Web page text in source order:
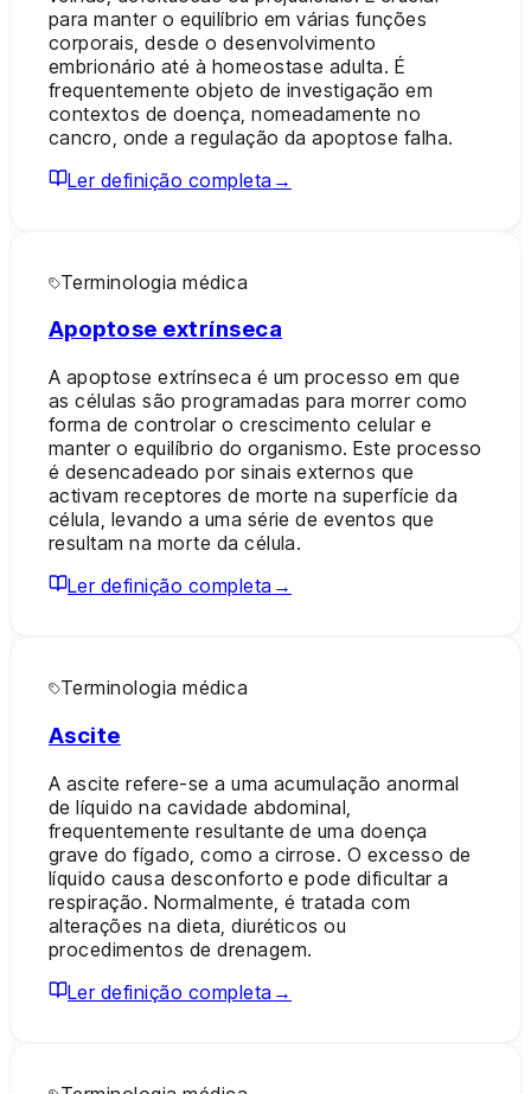
para manter o equilíbrio em várias funções
corporais, desde o desenvolvimento
embrionário até à homeostase adulta. É
frequentemente objeto de investigação em
contextos de doença, nomeadamente no
cancro, onde a regulação da apoptose falha.
Ler definição completa →
Terminologia médica
Apoptose extrínseca
A apoptose extrínseca é um processo em que
as células são programadas para morrer como
forma de controlar o crescimento celular e
manter o equilíbrio do organismo. Este processo
é desencadeado por sinais externos que
activam receptores de morte na superfície da
célula, levando a uma série de eventos que
resultam na morte da célula.
Ler definição completa →
Terminologia médica
Ascite
A ascite refere-se a uma acumulação anormal
de líquido na cavidade abdominal,
frequentemente resultante de uma doença
grave do fígado, como a cirrose. O excesso de
líquido causa desconforto e pode dificultar a
respiração. Normalmente, é tratada com
alterações na dieta, diuréticos ou
procedimentos de drenagem.
Ler definição completa →